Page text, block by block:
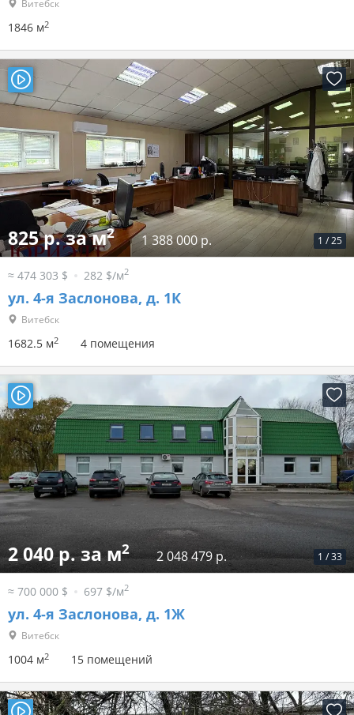
Витебск
1846 м2
1 /25
825 р. за м2 1 388 000 р.
≈ 474 303 $ 282 $/м2
ул. 4-я Заслонова, д. 1К
Витебск
1682.5 м2 4 помещения
1 /33
2 040 р. за м2 2 048 479 р.
≈ 700 000 $ 697 $/м2
ул. 4-я Заслонова, д. 1Ж
Витебск
1004 м2 15 помещений